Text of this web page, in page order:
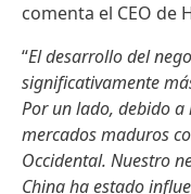
comenta el CEO de
“El desarrollo del
significativamente
Por un lado, debido
mercados maduros
Occidental. Nuestro
China ha estado